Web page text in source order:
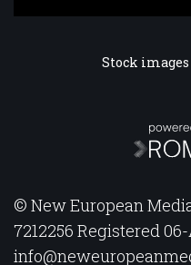
Stock images
© New European
7212256 Registered 06-